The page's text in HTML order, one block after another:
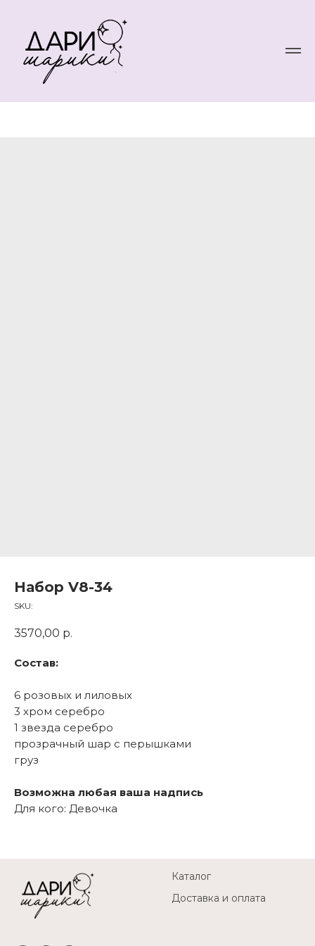
Набор V8-34
SKU:
3570,00 р.
Состав:
6 розовых и лиловых
3 хром серебро
1 звезда серебро
прозрачный шар с перышками
груз
Возможна любая ваша надпись
Для кого: Девочка
Каталог
Доставка и оплата